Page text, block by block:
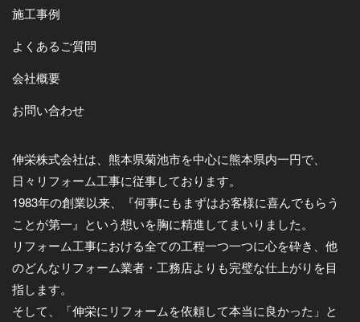
施工事例
よくあるご質問
会社概要
お問い合わせ
伸栄株式会社は、熊本県菊池市を中心に熊本県内一円で、
日々リフォーム工事に従事しております。
1983年の創業以来、『何事にもまずはお客様に喜んでもらう
ことが第一』という想いを胸に精進してまいりました。
リフォーム工事における全ての工程一つ一つに心を砕き、他
のどんなリフォーム業者・工務店よりも完璧な仕上がりを目
指します。
そして、「伸栄にリフォームを依頼して本当に良かった」と